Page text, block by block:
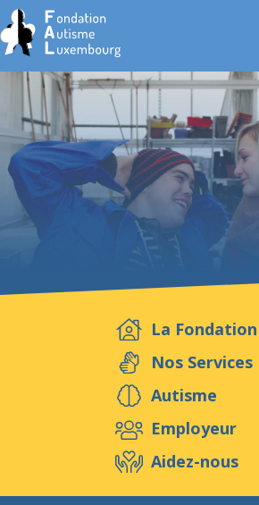
Accueil
Fondation
Services
Employeur
Aidez-nous
Evénements Publications
La Fondation
Nos Services
Autisme
Employeur
Aidez-nous